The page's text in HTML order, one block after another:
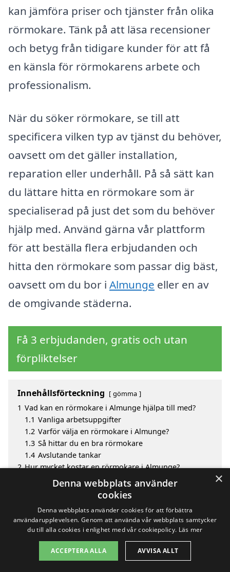
kan jämföra priser och tjänster från olika
rörmokare. Tänk på att läsa recensioner
och betyg från tidigare kunder för att få
en känsla för rörmokarens arbete och
professionalism.
När du söker rörmokare, se till att
specificera vilken typ av tjänst du behöver,
oavsett om det gäller installation,
reparation eller underhåll. På så sätt kan
du lättare hitta en rörmokare som är
specialiserad på just det som du behöver
hjälp med. Använd gärna vår plattform
för att beställa flera erbjudanden och
hitta den rörmokare som passar dig bäst,
oavsett om du bor i Almunge eller en av
de omgivande städerna.
Få 3 erbjudanden, gratis och utan
förpliktelser
Innehållsförteckning gömma
1 Vad kan en rörmokare i Almunge hjälpa till med?
1.1 Vanliga arbetsuppgifter
1.2 Varför välja en rörmokare i Almunge?
1.3 Så hittar du en bra rörmokare
1.4 Avslutande tankar
2 Hur mycket kostar en rörmokare i Almunge?
Fördelar med att välja rörmokare i Almunge
Sök efter en skicklig rörmokare i de omgivande
Copyright 2026 - Pilanto Aps
×
Denna webbplats använder
cookies
Denna webbplats använder cookies för att förbättra
användarupplevelsen. Genom att använda vår webbplats samtycker
du till alla cookies i enlighet med vår cookiepolicy. Läs mer
ACCEPTERA ALLA AVVISA ALLT